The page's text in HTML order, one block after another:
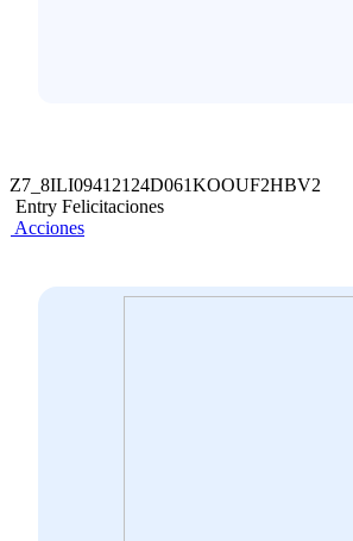
Z7_8ILI09412124D061KOOUF2HBV2
Entry Felicitaciones
Acciones